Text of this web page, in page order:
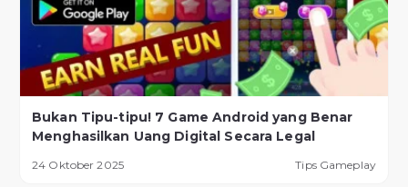
Bukan Tipu-tipu! 7 Game Android yang Benar
Menghasilkan Uang Digital Secara Legal
24 Oktober 2025 Tips Gameplay